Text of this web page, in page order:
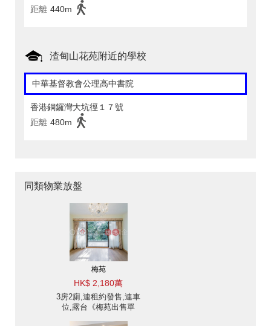
距離 440m
渣甸山花苑附近的學校
中華基督教會公理高中書院
香港銅鑼灣大坑徑１７號
距離 480m
同類物業放盤
梅苑
HK$ 2,180萬
3房2廁,連租約發售,連車
位,露台《梅苑出售單